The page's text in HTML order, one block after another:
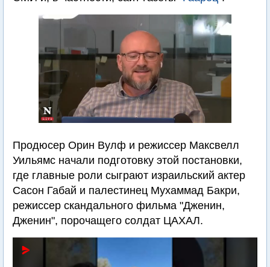
Продюсер Орин Вулф и режиссер Максвелл
Уильямс начали подготовку этой постановки,
где главные роли сыграют израильский актер
Сасон Габай и палестинец Мухаммад Бакри,
режиссер скандального фильма "Дженин,
Дженин", порочащего солдат ЦАХАЛ.